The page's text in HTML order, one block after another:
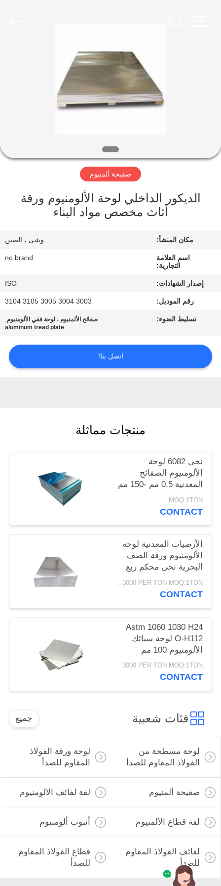
معلومات
عنا
جولة
مراقبة
الجودة
اتصل
اطلب
اقتباس
PRIVACY
POLICY
صفيحة ألمنيوم
الديكور الداخلي لوحة الألومنيوم ورقة
أثاث مخصص مواد البناء
مكان المنشأ: وشى ، الصين
اسم العلامة
التجارية:
no brand
إصدار الشهادات: ISO
رقم الموديل: 3003 3004 3005 3105 3104
تسليط الضوء: صفائح الألمنيوم ، لوحة فقي الألومنيوم,
aluminum tread plate
اتصل بنا!
منتجات مماثلة
نحى 6082 لوحة
الألومنيوم الصفائح
المعدنية 0.5 مم -150 مم
1 طن موكMOQ:1TON
CONTACT
الأرضيات المعدنية لوحة
الألومنيوم ورقة الصف
البحرية نحى محكم ربع
بوصة
USD1500-3000 PER TON MOQ:1TON
CONTACT
Astm 1060 1030 H24
O-H112 لوحة سبائك
الألومنيوم 100 مم
سميكة 4x8 عالية النقاء
USD1500-3000 PER TON MOQ:1TON
CONTACT
فئات شعبية جميع
لوحة مسطحة من
الفولاذ المقاوم للصدأ
لوحة ورقة الفولاذ
المقاوم للصدأ
صفيحة ألمنيوم لفة لفائف الالومنيوم
لفة قطاع الألمنيوم أنبوب ألومنيوم
لفائف الفولاذ المقاوم
للصدأ
قطاع الفولاذ المقاوم
للصدأ